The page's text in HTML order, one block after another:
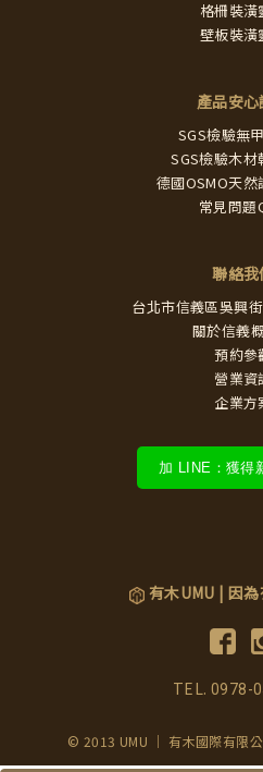
格柵裝潢
壁板裝潢
產品安
SGS檢驗無
SGS檢驗木材
德國OSMO天
常見問題
聯絡我
台北市信義區吳興
關於信義
預約參
營業資
企業方
加 LINE：獲得
有木UMU | 因
TEL.0978-
© 2013 UMU ｜ 有木國際有限